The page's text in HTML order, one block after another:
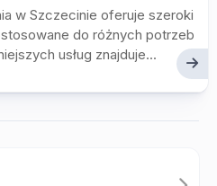
w Szczecinie oferuje szeroki
do różnych potrzeb
usług znajduje...